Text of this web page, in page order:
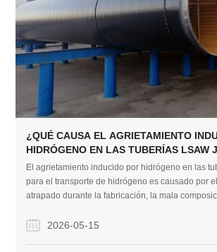
¿QUÉ CAUSA EL AGRIETAMIENTO
HIDRÓGENO EN LAS TUBERÍAS LSAW
TRANSPORTE DE HIDRÓGENO?
El agrietamiento inducido por hidrógeno en las
para el transporte de hidrógeno es causado por
atrapado durante la fabricación, la mala
las tuberías controlando los procesos de
2026-05-15